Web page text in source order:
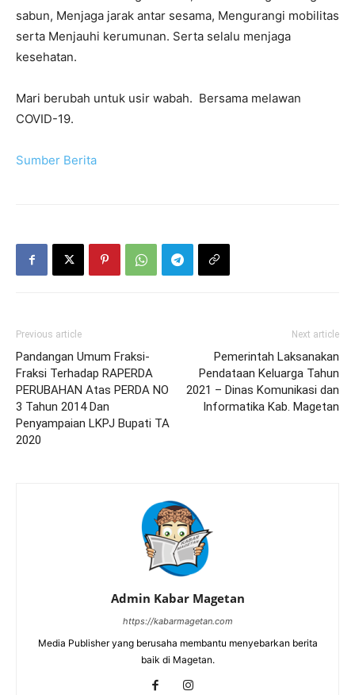
sabun, Menjaga jarak antar sesama, Mengurangi mobilitas
serta Menjauhi kerumunan. Serta selalu menjaga
kesehatan.
Mari berubah untuk usir wabah. Bersama melawan
COVID-19.
Sumber Berita
Previous article
Pandangan Umum Fraksi-
Fraksi Terhadap RAPERDA
PERUBAHAN Atas PERDA NO
3 Tahun 2014 Dan
Penyampaian LKPJ Bupati TA
2020
Next article
Pemerintah Laksanakan
Pendataan Keluarga Tahun
2021 – Dinas Komunikasi dan
Informatika Kab. Magetan
Admin Kabar Magetan
https://kabarmagetan.com
Media Publisher yang berusaha membantu menyebarkan berita
baik di Magetan.